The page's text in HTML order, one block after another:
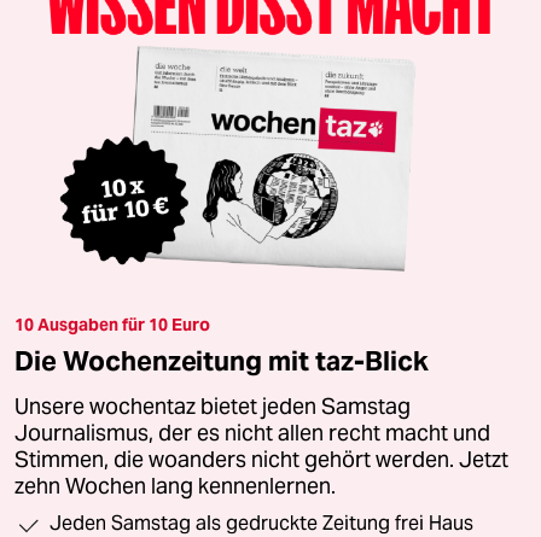
10 Ausgaben für 10 Euro
Die Wochenzeitung mit taz-Blick
Unsere wochentaz bietet jeden Samstag
Journalismus, der es nicht allen recht macht und
Stimmen, die woanders nicht gehört werden. Jetzt
zehn Wochen lang kennenlernen.
Jeden Samstag als gedruckte Zeitung frei Haus